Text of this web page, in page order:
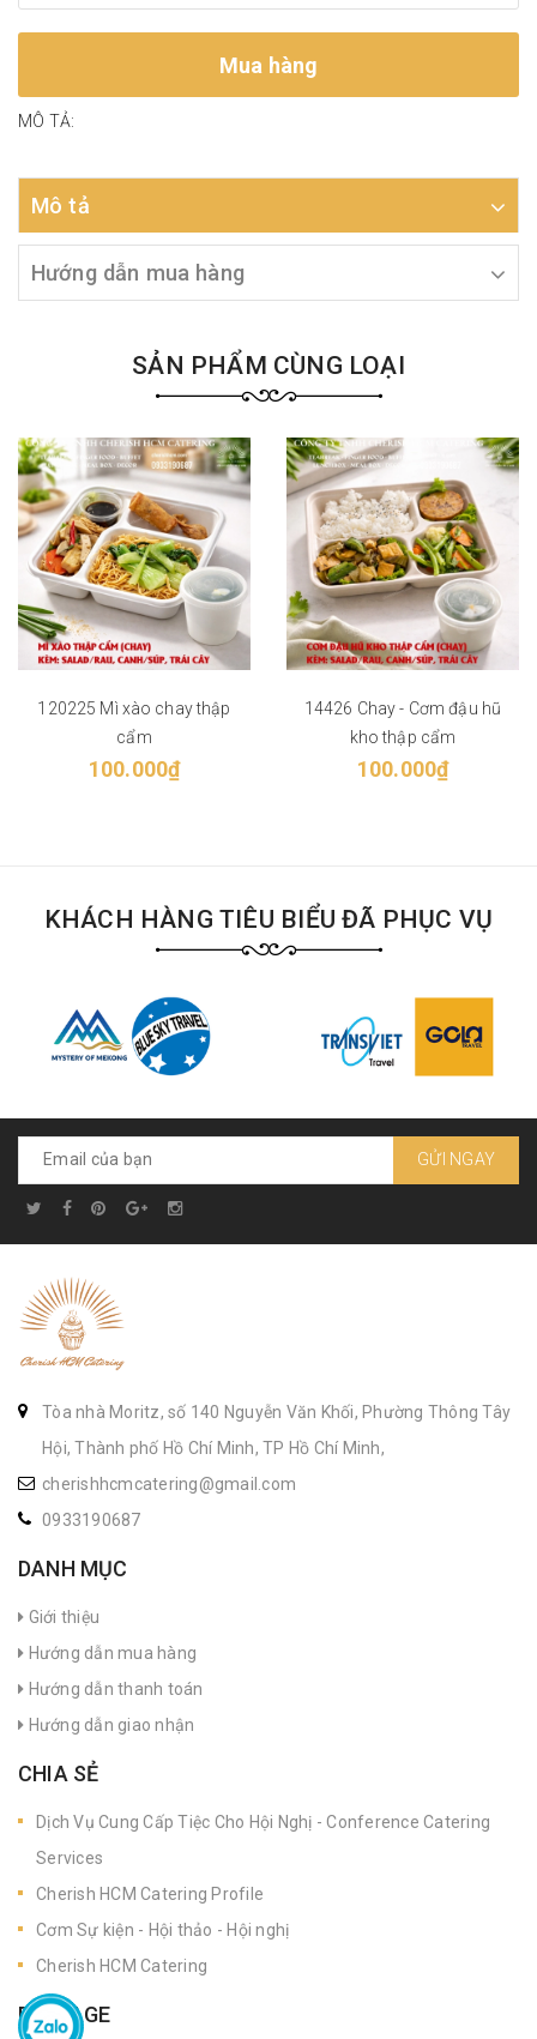
Mua hàng
MÔ TẢ:
Mô tả
Hướng dẫn mua hàng
SẢN PHẨM CÙNG LOẠI
120225 Mì xào chay thập
cẩm
100.000₫
14426 Chay - Cơm đậu hũ
kho thập cẩm
100.000₫
KHÁCH HÀNG TIÊU BIỂU ĐÃ PHỤC VỤ
GỬI NGAY
Tòa nhà Moritz, số 140 Nguyễn Văn Khối, Phường Thông Tây
Hội, Thành phố Hồ Chí Minh, TP Hồ Chí Minh,
cherishhcmcatering@gmail.com
0933190687
DANH MỤC
Giới thiệu
Hướng dẫn mua hàng
Hướng dẫn thanh toán
Hướng dẫn giao nhận
CHIA SẺ
Dịch Vụ Cung Cấp Tiệc Cho Hội Nghị - Conference Catering
Services
Cherish HCM Catering Profile
Cơm Sự kiện - Hội thảo - Hội nghị
Cherish HCM Catering
FANPAGE